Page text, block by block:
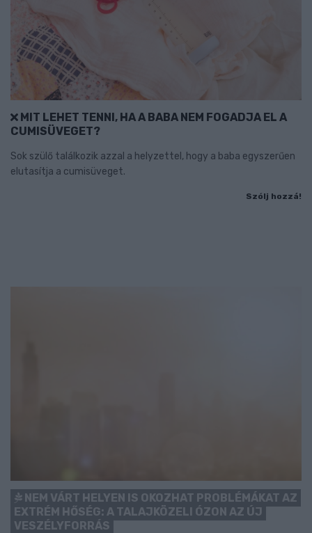
MIT LEHET TENNI, HA A BABA NEM FOGADJA EL A
CUMISÜVEGET?
Sok szülő találkozik azzal a helyzettel, hogy a baba egyszerűen
elutasítja a cumisüveget.
Szólj hozzá!
NEM VÁRT HELYEN IS OKOZHAT PROBLÉMÁKAT AZ
EXTRÉM HŐSÉG: A TALAJKÖZELI ÓZON AZ ÚJ
VESZÉLYFORRÁS